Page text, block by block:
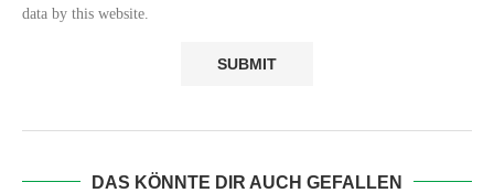
data by this website.
DAS KÖNNTE DIR AUCH GEFALLEN